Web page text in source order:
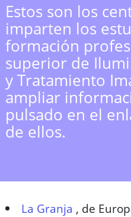
Estos son los
imparten los
formación
superior de
y Tratamiento
ampliar
pulsado en el
de ellos.
La Granja , de